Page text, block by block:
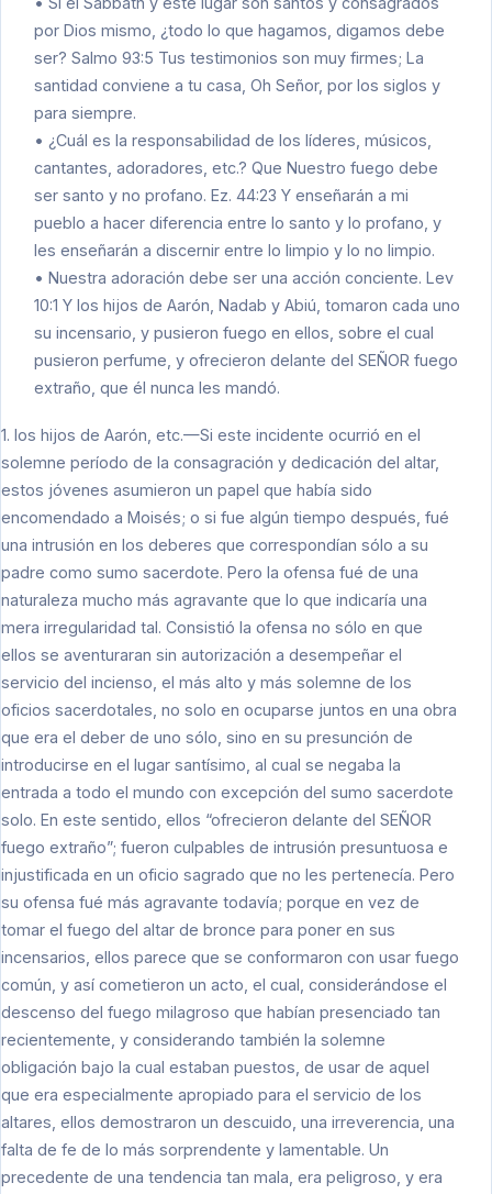
por Dios mismo, ¿todo lo que hagamos, digamos debe
ser? Salmo 93:5 Tus testimonios son muy firmes; La
santidad conviene a tu casa, Oh Señor, por los siglos y
para siempre.
• ¿Cuál es la responsabilidad de los líderes, músicos,
cantantes, adoradores, etc.? Que Nuestro fuego debe
ser santo y no profano. Ez. 44:23 Y enseñarán a mi
pueblo a hacer diferencia entre lo santo y lo profano, y
les enseñarán a discernir entre lo limpio y lo no limpio.
• Nuestra adoración debe ser una acción conciente. Lev
10:1 Y los hijos de Aarón, Nadab y Abiú, tomaron cada uno
su incensario, y pusieron fuego en ellos, sobre el cual
pusieron perfume, y ofrecieron delante del SEÑOR fuego
extraño, que él nunca les mandó.
1. los hijos de Aarón, etc.—Si este incidente ocurrió en el
solemne período de la consagración y dedicación del altar,
estos jóvenes asumieron un papel que había sido
encomendado a Moisés; o si fue algún tiempo después, fué
una intrusión en los deberes que correspondían sólo a su
padre como sumo sacerdote. Pero la ofensa fué de una
naturaleza mucho más agravante que lo que indicaría una
mera irregularidad tal. Consistió la ofensa no sólo en que
ellos se aventuraran sin autorización a desempeñar el
servicio del incienso, el más alto y más solemne de los
oficios sacerdotales, no solo en ocuparse juntos en una obra
que era el deber de uno sólo, sino en su presunción de
introducirse en el lugar santísimo, al cual se negaba la
entrada a todo el mundo con excepción del sumo sacerdote
solo. En este sentido, ellos “ofrecieron delante del SEÑOR
fuego extraño”; fueron culpables de intrusión presuntuosa e
injustificada en un oficio sagrado que no les pertenecía. Pero
su ofensa fué más agravante todavía; porque en vez de
tomar el fuego del altar de bronce para poner en sus
incensarios, ellos parece que se conformaron con usar fuego
común, y así cometieron un acto, el cual, considerándose el
descenso del fuego milagroso que habían presenciado tan
recientemente, y considerando también la solemne
obligación bajo la cual estaban puestos, de usar de aquel
que era especialmente apropiado para el servicio de los
altares, ellos demostraron un descuido, una irreverencia, una
falta de fe de lo más sorprendente y lamentable. Un
precedente de una tendencia tan mala, era peligroso, y era